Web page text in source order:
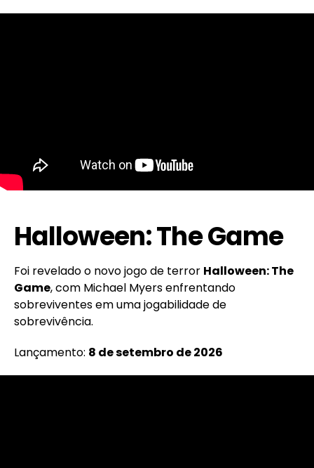
Halloween: The Game
Foi revelado o novo jogo de terror Halloween: The
Game, com Michael Myers enfrentando
sobreviventes em uma jogabilidade de
sobrevivência.
Lançamento: 8 de setembro de 2026